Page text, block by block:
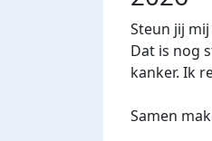
Steun jij
Dat is nog
kanker. Ik
Samen